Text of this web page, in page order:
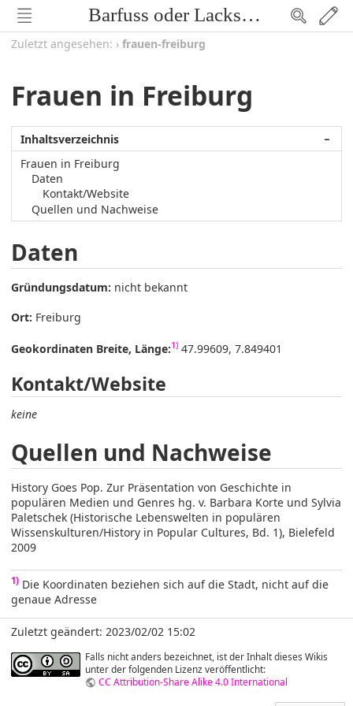
Barfuss oder Lackschuh
Zuletzt angesehen: › frauen-freiburg
Frauen in Freiburg
−
Inhaltsverzeichnis
Frauen in Freiburg
Daten
Kontakt/Website
Quellen und Nachweise
Daten
Gründungsdatum: nicht bekannt
Ort: Freiburg
Geokordinaten Breite, Länge:1) 47.99609, 7.849401
Kontakt/Website
keine
Quellen und Nachweise
History Goes Pop. Zur Präsentation von Geschichte in
populären Medien und Genres hg. v. Barbara Korte und Sylvia
Paletschek (Historische Lebenswelten in populären
Wissenskulturen/History in Popular Cultures, Bd. 1), Bielefeld
2009
1) Die Koordinaten beziehen sich auf die Stadt, nicht auf die
genaue Adresse
Zuletzt geändert: 2023/02/02 15:02
Falls nicht anders bezeichnet, ist der Inhalt dieses Wikis
unter der folgenden Lizenz veröffentlicht:
CC Attribution-Share Alike 4.0 International